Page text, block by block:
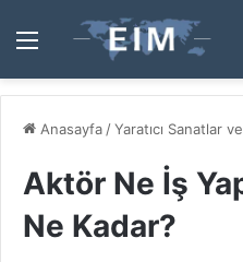
Menü
Anasayfa /Yaratıcı Sanatlar
Aktör Ne İş
Ne Kadar?